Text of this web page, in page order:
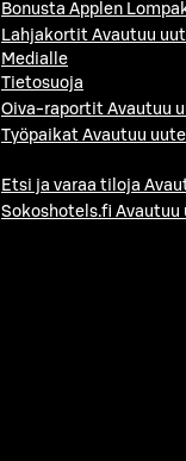
Bonusta Applen
Lahjakortit Avautuu
Medialle
Tietosuoja
Oiva-raportit Avautuu
Työpaikat Avautuu
Etsi ja varaa tiloja
Sokoshotels.fi Avautuu